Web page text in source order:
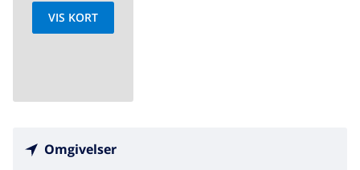
VIS KORT
Omgivelser